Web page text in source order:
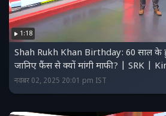
1:18
Shah Rukh Khan Birthday: 60 साल के
जानिए फैंस से क्यों मांगी माफी? | SRK |
नवंबर 02, 2025 20:01 pm IST